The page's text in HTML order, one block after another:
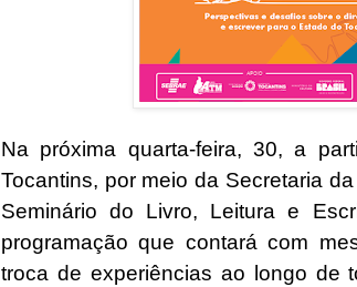
Na próxima quarta-feira, 30, a
Tocantins, por meio da Secretaria
Seminário do Livro, Leitura e
programação que contará com
troca de experiências ao longo de